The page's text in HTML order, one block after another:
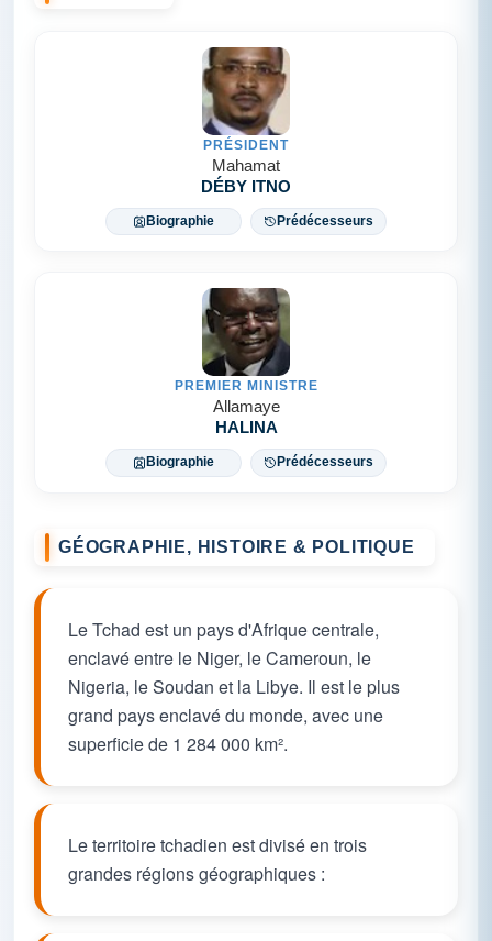
PRÉSIDENT
Mahamat
DÉBY ITNO
Biographie Prédécesseurs
PREMIER MINISTRE
Allamaye
HALINA
Biographie Prédécesseurs
GÉOGRAPHIE, HISTOIRE & POLITIQUE
Le Tchad est un pays d'Afrique centrale,
enclavé entre le Niger, le Cameroun, le
Nigeria, le Soudan et la Libye. Il est le plus
grand pays enclavé du monde, avec une
superficie de 1 284 000 km².
Le territoire tchadien est divisé en trois
grandes régions géographiques :